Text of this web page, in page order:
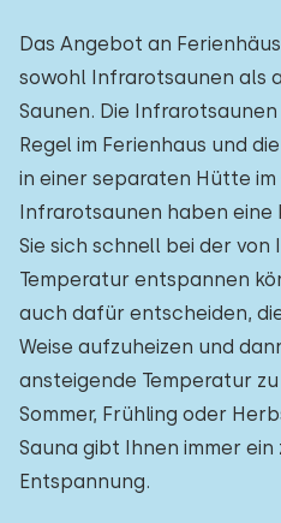
Das Angebot an
sowohl Infrarotsaunen als
Saunen. Die
Regel im Ferienhaus und
in einer separaten Hütte
Infrarotsaunen haben eine
Sie sich schnell bei der
Temperatur entspannen
auch dafür entscheiden,
Weise aufzuheizen und
ansteigende Temperatur
Sommer, Frühling oder
Sauna gibt Ihnen immer
Entspannung.